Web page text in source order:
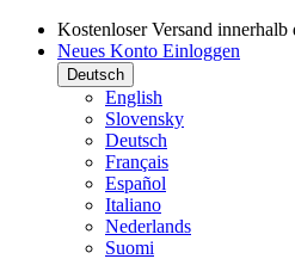
Kostenloser Versand
Neues Konto Einloggen
Deutsch
English
Slovensky
Deutsch
Français
Español
Italiano
Nederlands
Suomi